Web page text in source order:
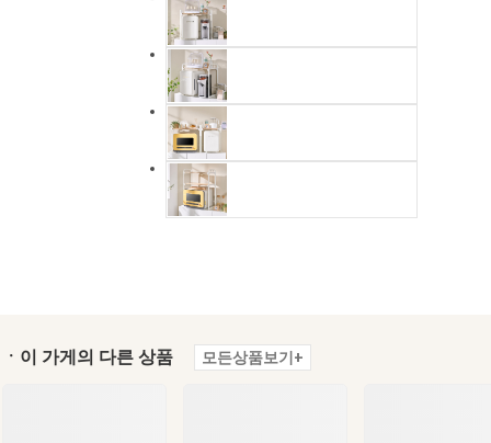
ㆍ이 가게의 다른 상품 모든상품보기+